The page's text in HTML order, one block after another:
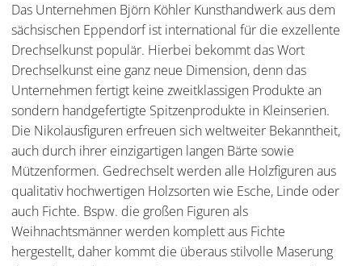
Das Unternehmen Björn Köhler Kunsthandwerk aus dem
sächsischen Eppendorf ist international für die exzellente
Drechselkunst populär. Hierbei bekommt das Wort
Drechselkunst eine ganz neue Dimension, denn das
Unternehmen fertigt keine zweitklassigen Produkte an
sondern handgefertigte Spitzenprodukte in Kleinserien.
Die Nikolausfiguren erfreuen sich weltweiter Bekanntheit,
auch durch ihrer einzigartigen langen Bärte sowie
Mützenformen. Gedrechselt werden alle Holzfiguren aus
qualitativ hochwertigen Holzsorten wie Esche, Linde oder
auch Fichte. Bspw. die großen Figuren als
Weihnachtsmänner werden komplett aus Fichte
hergestellt, daher kommt die überaus stilvolle Maserung